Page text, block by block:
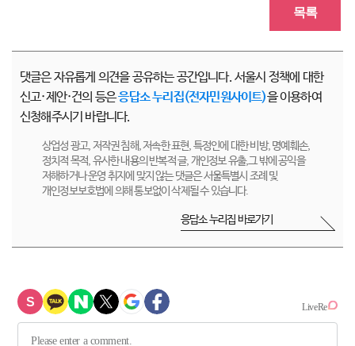
목록
댓글은 자유롭게 의견을 공유하는 공간입니다. 서울시 정책에 대한
신고·제안·건의 등은응답소 누리집(전자민원사이트)을 이용하여
신청해주시기 바랍니다.
상업성 광고, 저작권 침해, 저속한 표현, 특정인에 대한 비방, 명예훼손,
정치적 목적, 유사한 내용의 반복적 글, 개인정보 유출,그 밖에 공익을
저해하거나 운영 취지에 맞지 않는 댓글은 서울특별시 조례 및
개인정보보호법에 의해 통보없이 삭제될 수 있습니다.
응답소 누리집 바로가기